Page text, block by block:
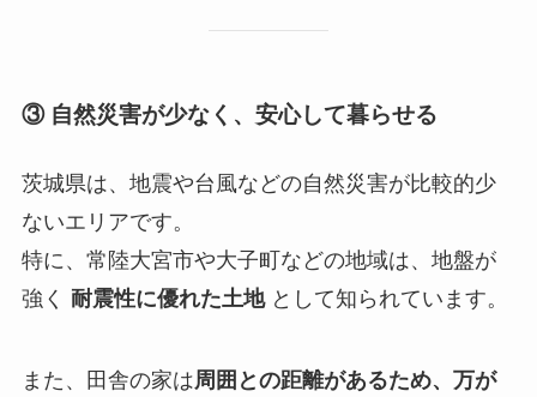
③ 自然災害が少なく、安心して暮らせる
茨城県は、地震や台風などの自然災害が比較的少
ないエリアです。
特に、常陸大宮市や大子町などの地域は、地盤が
強く 耐震性に優れた土地として知られています。
また、田舎の家は周囲との距離があるため、万が